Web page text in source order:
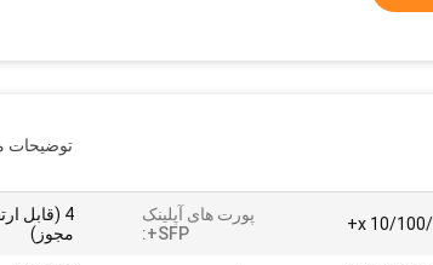
توضیحات
پورت های آپلینک
SFP+:
مجوز)